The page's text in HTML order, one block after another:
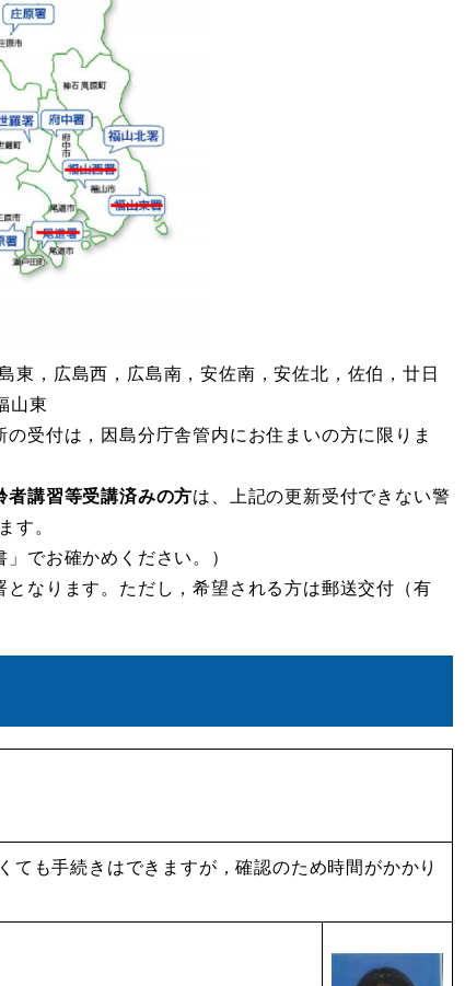
東，広島西，広島南，安佐南，安佐北，佐伯，廿日
山東
受付は，因島分庁舎管内にお住まいの方に限りま
者講習等受講済みの方は、上記の更新受付できない警
す。
」でお確かめください。）
なります。ただし，希望される方は郵送交付（有
も手続きはできますが，確認のため時間がかかり